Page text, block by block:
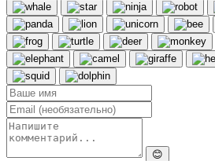
😊